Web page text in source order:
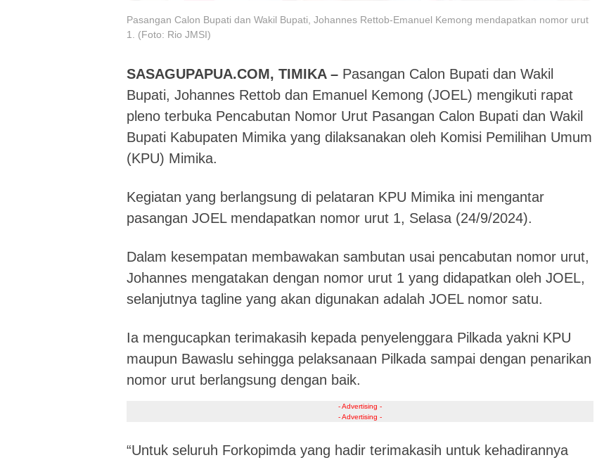
Pasangan Calon Bupati dan Wakil Bupati, Johannes Rettob-Emanuel Kemong mendapatkan nomor urut
1. (Foto: Rio JMSI)
SASAGUPAPUA.COM, TIMIKA – Pasangan Calon Bupati dan Wakil
Bupati, Johannes Rettob dan Emanuel Kemong (JOEL) mengikuti rapat
pleno terbuka Pencabutan Nomor Urut Pasangan Calon Bupati dan Wakil
Bupati Kabupaten Mimika yang dilaksanakan oleh Komisi Pemilihan Umum
(KPU) Mimika.
Kegiatan yang berlangsung di pelataran KPU Mimika ini mengantar
pasangan JOEL mendapatkan nomor urut 1, Selasa (24/9/2024).
Dalam kesempatan membawakan sambutan usai pencabutan nomor urut,
Johannes mengatakan dengan nomor urut 1 yang didapatkan oleh JOEL,
selanjutnya tagline yang akan digunakan adalah JOEL nomor satu.
Ia mengucapkan terimakasih kepada penyelenggara Pilkada yakni KPU
maupun Bawaslu sehingga pelaksanaan Pilkada sampai dengan penarikan
nomor urut berlangsung dengan baik.
- Advertising -
- Advertising -
“Untuk seluruh Forkopimda yang hadir terimakasih untuk kehadirannya